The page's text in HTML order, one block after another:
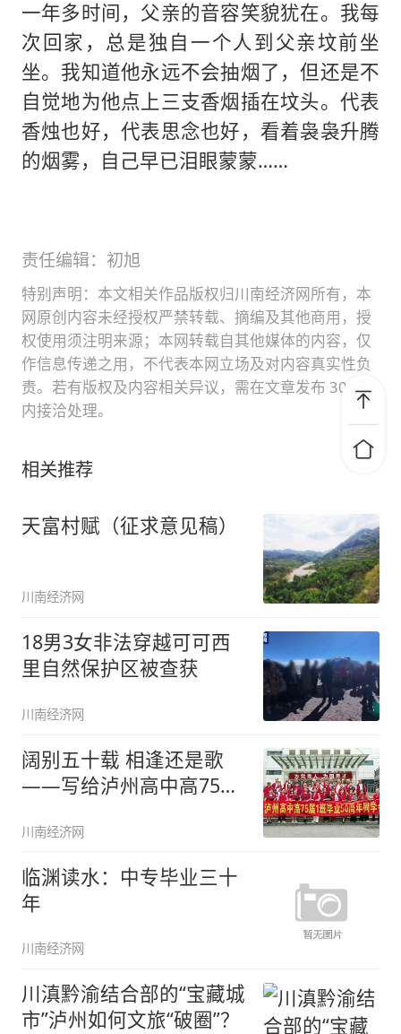
一年多时间，父亲的音容笑貌犹在。我每
次回家，总是独自一个人到父亲坟前坐
坐。我知道他永远不会抽烟了，但还是不
自觉地为他点上三支香烟插在坟头。代表
香烛也好，代表思念也好，看着袅袅升腾
的烟雾，自己早已泪眼蒙蒙……
责任编辑：初旭
特别声明：本文相关作品版权归川南经济网所有，本
网原创内容未经授权严禁转载、摘编及其他商用，授
权使用须注明来源；本网转载自其他媒体的内容，仅
作信息传递之用，不代表本网立场及对内容真实性负
责。若有版权及内容相关异议，需在文章发布 30 日
内接洽处理。
相关推荐
天富村赋（征求意见稿）
川南经济网
18男3女非法穿越可可西
里自然保护区被查获
川南经济网
阔别五十载 相逢还是歌
——写给泸州高中高75届
川南经济网
临渊读水：中专毕业三十
年
川南经济网
川滇黔渝结合部的“宝藏城
市”泸州如何文旅“破圈”？